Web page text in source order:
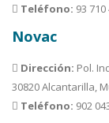
Teléfono: 93 710
Novac
Dirección: Pol.
30820 Alcantarilla,
Teléfono: 902